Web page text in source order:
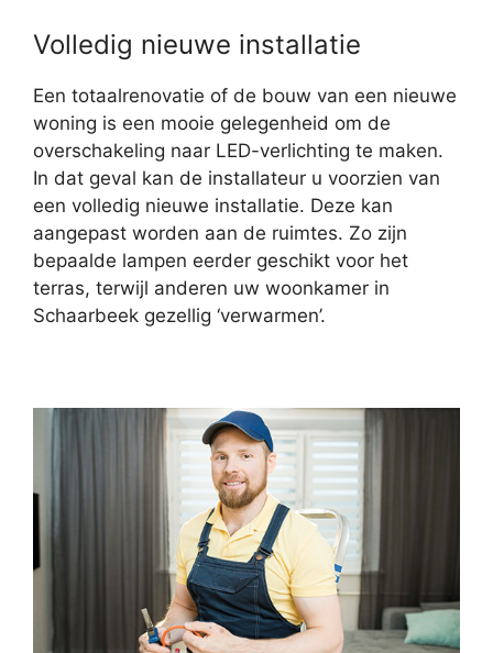
Volledig nieuwe installatie
Een totaalrenovatie of de bouw van een nieuwe
woning is een mooie gelegenheid om de
overschakeling naar LED-verlichting te maken.
In dat geval kan de installateur u voorzien van
een volledig nieuwe installatie. Deze kan
aangepast worden aan de ruimtes. Zo zijn
bepaalde lampen eerder geschikt voor het
terras, terwijl anderen uw woonkamer in
Schaarbeek gezellig ‘verwarmen’.